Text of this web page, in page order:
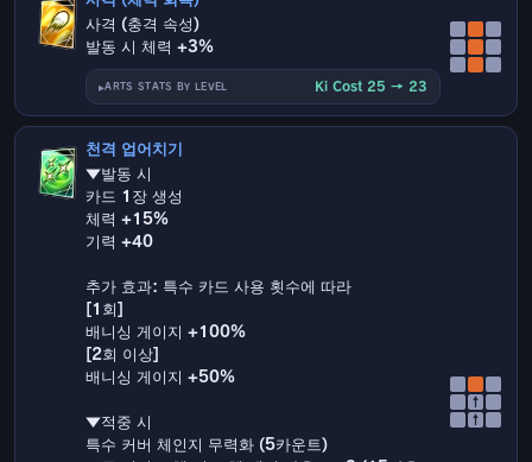
사격 (충격 속성)
발동 시 체력 +3%
ARTS STATS BY LEVEL Ki Cost 25 → 23
천격 업어치기
▼발동 시
카드 1장 생성
체력 +15%
기력 +40
추가 효과: 특수 카드 사용 횟수에 따라
[1회]
배니싱 게이지 +100%
[2회 이상]
배니싱 게이지 +50%
▼적중 시
특수 커버 체인지 무력화 (5카운트)
↑
↑